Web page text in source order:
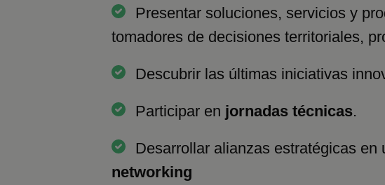
Presentar soluciones, servicios y
tomadores de decisiones territoriales,
Descubrir las últimas iniciativas
Participar en jornadas técnicas.
Desarrollar alianzas estratégicas en
networking